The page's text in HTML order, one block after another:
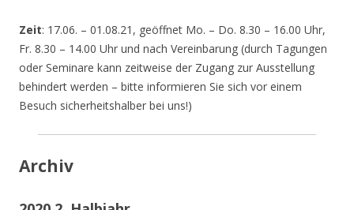
Zeit: 17.06. – 01.08.21, geöffnet Mo. – Do. 8.30 – 16.00 Uhr,
Fr. 8.30 – 14.00 Uhr und nach Vereinbarung (durch Tagungen
oder Seminare kann zeitweise der Zugang zur Ausstellung
behindert werden – bitte informieren Sie sich vor einem
Besuch sicherheitshalber bei uns!)
Archiv